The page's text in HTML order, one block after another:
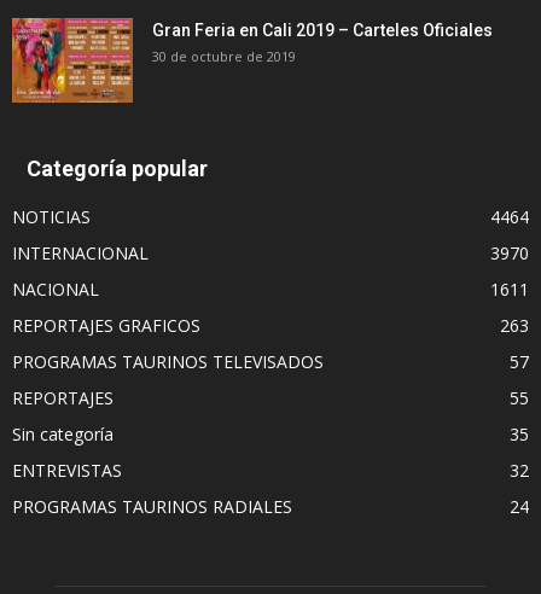
Gran Feria en Cali 2019 – Carteles Oficiales
30 de octubre de 2019
Categoría popular
NOTICIAS
4464
INTERNACIONAL
3970
NACIONAL
1611
REPORTAJES GRAFICOS
263
PROGRAMAS TAURINOS TELEVISADOS
57
REPORTAJES
55
Sin categoría
35
ENTREVISTAS
32
PROGRAMAS TAURINOS RADIALES
24